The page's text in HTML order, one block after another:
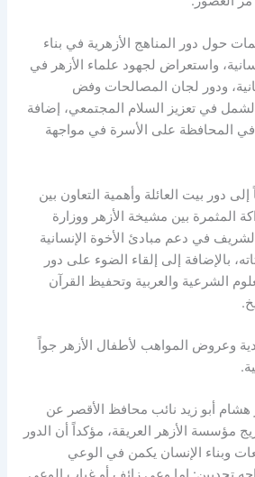
حول دور المناهج الأزهرية في بناء
واستعراض لجهود علماء الأزهر في
ودور لجان المصالحات وفض
في تعزيز السلام المجتمعي، إضافة
في المحافظة على الأسرة في مواجهة
دور بيت العائلة وأهمية التعاون بين
المثمرة بين مشيخة الأزهر ووزارة
في دعم مبادئ الأخوة الإنسانية
بالإضافة إلى إلقاء الضوء على دور
الشرعية والعربية وتحفيظ القرآن
وعروض المواهب لأطفال الأزهر جواً
هشام أبو زيد نائب محافظ الأقصر عن
مؤسسة الأزهر العريقة، مؤكداً أن الدور
وبناء الإنسان يكمن في الوعي